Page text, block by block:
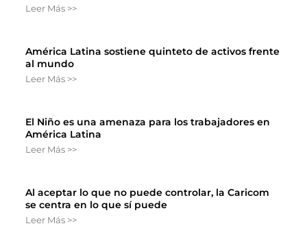
Leer Más >>
América Latina sostiene quinteto de activos frente
al mundo
Leer Más >>
El Niño es una amenaza para los trabajadores en
América Latina
Leer Más >>
Al aceptar lo que no puede controlar, la Caricom
se centra en lo que sí puede
Leer Más >>